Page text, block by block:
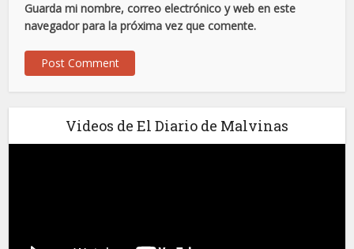
Guarda mi nombre, correo electrónico y web en este
navegador para la próxima vez que comente.
Videos de El Diario de Malvinas